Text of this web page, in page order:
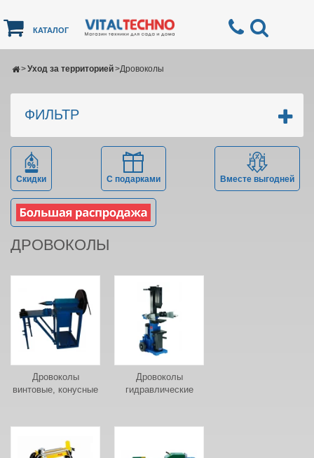
КАТАЛОГ
Уход за территорией
> Дровоколы
>
ФИЛЬТР
Скидки С подарками Вместе выгодней
ДРОВОКОЛЫ
Дровоколы
винтовые, конусные
Дровоколы
гидравлические